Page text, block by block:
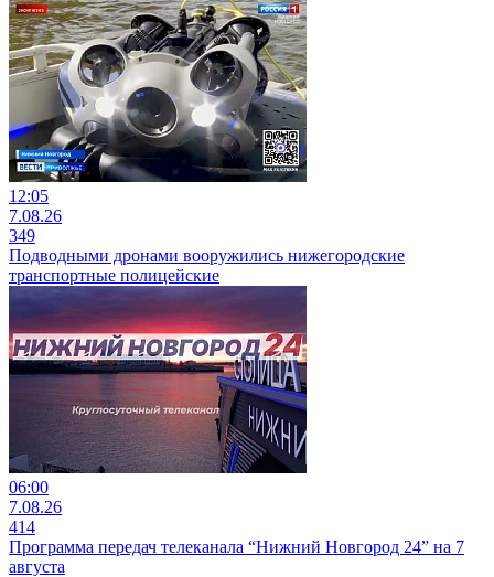
12:05
7.08.26
349
Подводными дронами вооружились нижегородские
транспортные полицейские
06:00
7.08.26
414
Программа передач телеканала “Нижний Новгород 24” на 7
августа